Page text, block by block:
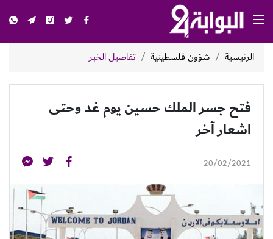
الرئيسية شؤون فلسطينية تفاصيل الخبر
فتح جسر الملك حسين يوم غد وحتى
اشعار آخر
20/02/2021